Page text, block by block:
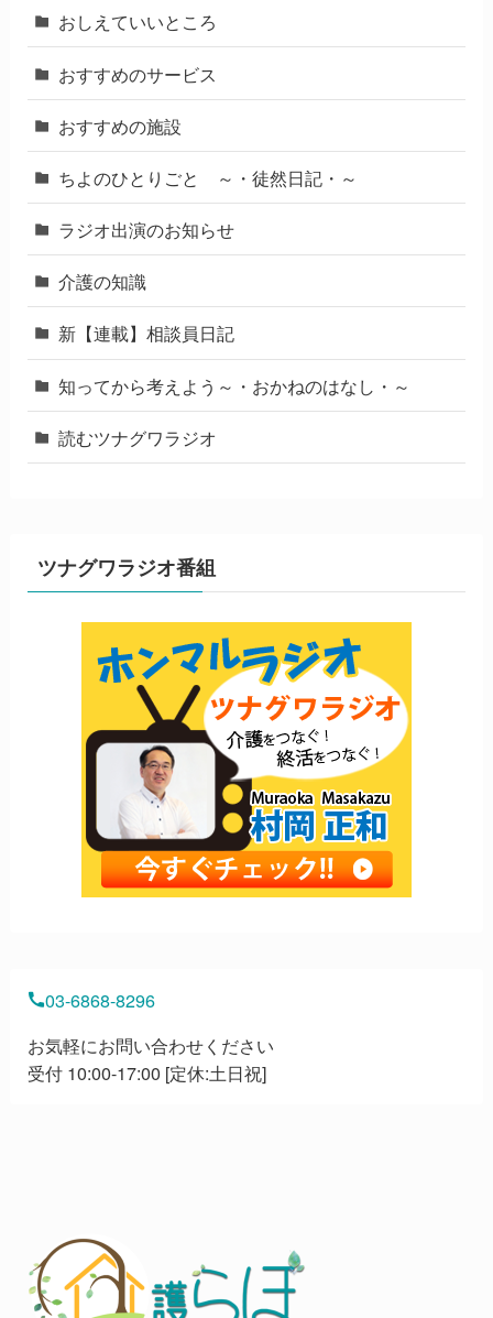
おしえていいところ
おすすめのサービス
おすすめの施設
ちよのひとりごと ～・徒然日記・～
ラジオ出演のお知らせ
介護の知識
新【連載】相談員日記
知ってから考えよう～・おかねのはなし・～
読むツナグワラジオ
ツナグワラジオ番組
03-6868-8296
お気軽にお問い合わせください
受付 10:00-17:00 [定休:土日祝]